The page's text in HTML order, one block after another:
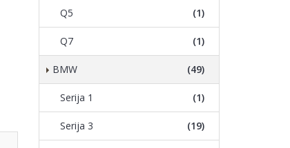
Q5 (1)
Q7 (1)
BMW (49)
Serija 1 (1)
Serija 3 (19)